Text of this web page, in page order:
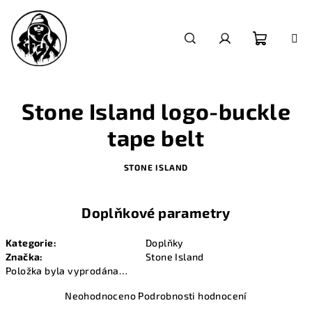
obsah
košík
Stone Island logo-buckle
tape belt
STONE ISLAND
Doplňkové parametry
Kategorie:
Doplňky
Značka:
Stone Island
Položka byla vyprodána…
Průměrné
Neohodnoceno Podrobnosti hodnocení